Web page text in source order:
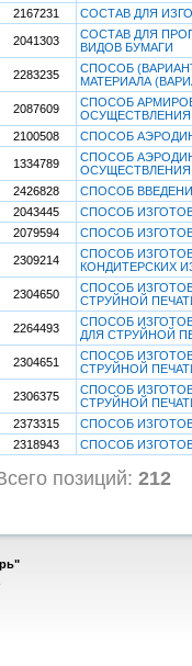
2167231
СОСТАВ ДЛЯ
2041303
СОСТАВ ДЛЯ
ВИДОВ БУМАГИ
2283235
СПОСОБ
МАТЕРИАЛА
2087609
СПОСОБ
ОСУЩЕСТВЛЕНИЯ
2100508
СПОСОБ
1334789
СПОСОБ
ОСУЩЕСТВЛЕНИЯ
2426828
СПОСОБ
2043445
СПОСОБ
2079594
СПОСОБ
2309214
СПОСОБ
КОНДИТЕРСКИХ
2304650
СПОСОБ
СТРУЙНОЙ
2264493
СПОСОБ
ДЛЯ СТРУЙНОЙ
2304651
СПОСОБ
СТРУЙНОЙ
2306375
СПОСОБ
СТРУЙНОЙ
2373315
СПОСОБ
2318943
СПОСОБ
позиций: 212